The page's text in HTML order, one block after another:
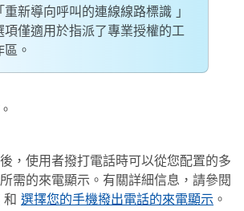
「重新導向呼叫的連線線路標識 」
項僅適用於指派了專業授權的工
區。
。
，使用者撥打電話時可以從您配置的多
需的來電顯示。有關詳細信息，請參閱
和 選擇您的手機撥出電話的來電顯示 。